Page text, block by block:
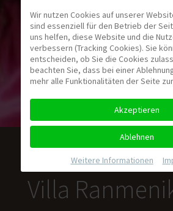
Villa
Wir nutzen Cookies auf unserer
sind essenziell für den Betrieb der
uns helfen, diese Website und die
verbessern (Tracking Cookies). Sie
entscheiden, ob Sie die Cookies
beachten Sie, dass bei einer
mehr alle Funktionalitäten der Seite
Akzeptieren
Ablehnen
Weitere Informationen